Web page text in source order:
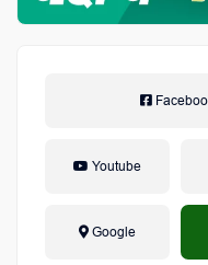
Youtube
Google